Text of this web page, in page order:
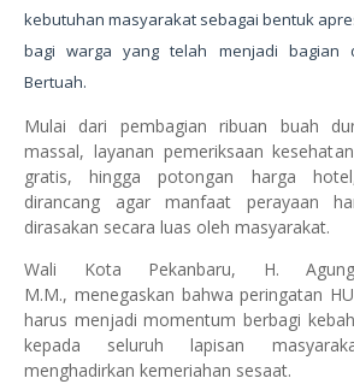
kebutuhan masyarakat sebagai bentuk
bagi warga yang telah menjadi bagian
Bertuah.
Mulai dari pembagian ribuan buah
massal, layanan pemeriksaan
gratis, hingga potongan harga
dirancang agar manfaat perayaan
dirasakan secara luas oleh masyarakat.
Wali Kota Pekanbaru, H.
M.M., menegaskan bahwa peringatan
harus menjadi momentum berbagi
kepada seluruh lapisan
menghadirkan kemeriahan sesaat.